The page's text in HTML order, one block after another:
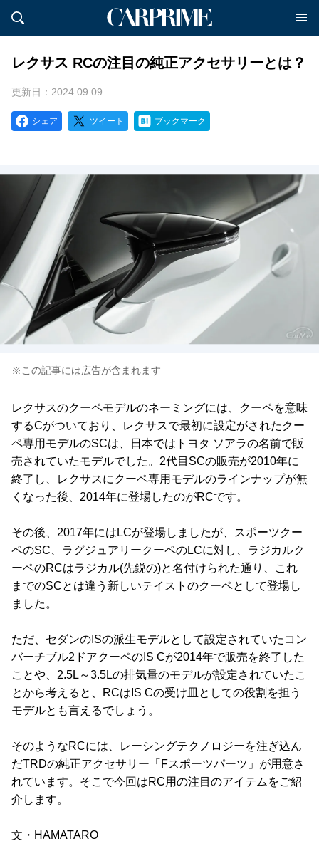
レクサス RCの注目の純正アクセサリーとは？
更新日：2024.09.09
シェア ツイート ブックマーク
※この記事には広告が含まれます
レクサスのクーペモデルのネーミングには、クーペを意味
するCがついており、レクサスで最初に設定がされたクー
ペ専用モデルのSCは、日本ではトヨタ ソアラの名前で販
売されていたモデルでした。2代目SCの販売が2010年に
終了し、レクサスにクーペ専用モデルのラインナップが無
くなった後、2014年に登場したのがRCです。
その後、2017年にはLCが登場しましたが、スポーツクー
ペのSC、ラグジュアリークーペのLCに対し、ラジカルク
ーペのRCはラジカル(先鋭の)と名付けられた通り、これ
までのSCとは違う新しいテイストのクーペとして登場し
ました。
ただ、セダンのISの派生モデルとして設定されていたコン
バーチブル2ドアクーペのIS Cが2014年で販売を終了した
ことや、2.5L～3.5Lの排気量のモデルが設定されていたこ
とから考えると、RCはIS Cの受け皿としての役割を担う
モデルとも言えるでしょう。
そのようなRCには、レーシングテクノロジーを注ぎ込ん
だTRDの純正アクセサリー「Fスポーツパーツ」が用意さ
れています。そこで今回はRC用の注目のアイテムをご紹
介します。
文・HAMATARO